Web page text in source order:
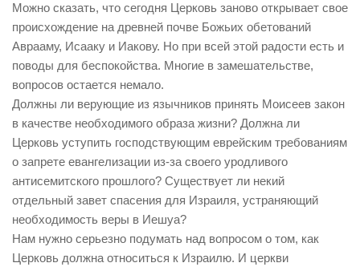
Можно сказать, что сегодня Церковь заново открывает свое
происхождение на древней почве Божьих обетований
Аврааму, Исааку и Иакову. Но при всей этой радости есть и
поводы для беспокойства. Многие в замешательстве,
вопросов остается немало.
Должны ли верующие из язычников принять Моисеев закон
в качестве необходимого образа жизни? Должна ли
Церковь уступить господствующим еврейским требованиям
о запрете евангелизации из-за своего уродливого
антисемитского прошлого? Существует ли некий
отдельный завет спасения для Израиля, устраняющий
необходимость веры в Иешуа?
Нам нужно серьезно подумать над вопросом о том, как
Церковь должна относиться к Израилю. И церкви